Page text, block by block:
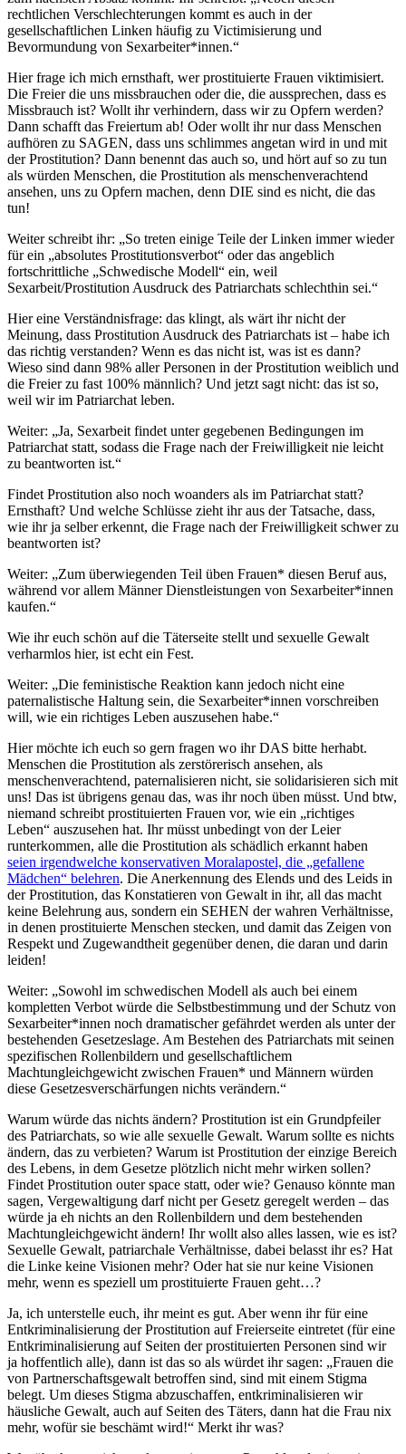
rechtlichen Verschlechterungen kommt es auch in der
gesellschaftlichen Linken häufig zu Victimisierung und
Bevormundung von Sexarbeiter*innen.“
Hier frage ich mich ernsthaft, wer prostituierte Frauen viktimisiert.
Die Freier die uns missbrauchen oder die, die aussprechen, dass es
Missbrauch ist? Wollt ihr verhindern, dass wir zu Opfern werden?
Dann schafft das Freiertum ab! Oder wollt ihr nur dass Menschen
aufhören zu SAGEN, dass uns schlimmes angetan wird in und mit
der Prostitution? Dann benennt das auch so, und hört auf so zu tun
als würden Menschen, die Prostitution als menschenverachtend
ansehen, uns zu Opfern machen, denn DIE sind es nicht, die das
tun!
Weiter schreibt ihr: „So treten einige Teile der Linken immer wieder
für ein „absolutes Prostitutionsverbot“ oder das angeblich
fortschrittliche „Schwedische Modell“ ein, weil
Sexarbeit/Prostitution Ausdruck des Patriarchats schlechthin sei.“
Hier eine Verständnisfrage: das klingt, als wärt ihr nicht der
Meinung, dass Prostitution Ausdruck des Patriarchats ist – habe ich
das richtig verstanden? Wenn es das nicht ist, was ist es dann?
Wieso sind dann 98% aller Personen in der Prostitution weiblich und
die Freier zu fast 100% männlich? Und jetzt sagt nicht: das ist so,
weil wir im Patriarchat leben.
Weiter: „Ja, Sexarbeit findet unter gegebenen Bedingungen im
Patriarchat statt, sodass die Frage nach der Freiwilligkeit nie leicht
zu beantworten ist.“
Findet Prostitution also noch woanders als im Patriarchat statt?
Ernsthaft? Und welche Schlüsse zieht ihr aus der Tatsache, dass,
wie ihr ja selber erkennt, die Frage nach der Freiwilligkeit schwer zu
beantworten ist?
Weiter: „Zum überwiegenden Teil üben Frauen* diesen Beruf aus,
während vor allem Männer Dienstleistungen von Sexarbeiter*innen
kaufen.“
Wie ihr euch schön auf die Täterseite stellt und sexuelle Gewalt
verharmlos hier, ist echt ein Fest.
Weiter: „Die feministische Reaktion kann jedoch nicht eine
paternalistische Haltung sein, die Sexarbeiter*innen vorschreiben
will, wie ein richtiges Leben auszusehen habe.“
Hier möchte ich euch so gern fragen wo ihr DAS bitte herhabt.
Menschen die Prostitution als zerstörerisch ansehen, als
menschenverachtend, paternalisieren nicht, sie solidarisieren sich mit
uns! Das ist übrigens genau das, was ihr noch üben müsst. Und btw,
niemand schreibt prostituierten Frauen vor, wie ein „richtiges
Leben“ auszusehen hat. Ihr müsst unbedingt von der Leier
runterkommen, alle die Prostitution als schädlich erkannt haben
seien irgendwelche konservativen Moralapostel, die „gefallene
Mädchen“ belehren. Die Anerkennung des Elends und des Leids in
der Prostitution, das Konstatieren von Gewalt in ihr, all das macht
keine Belehrung aus, sondern ein SEHEN der wahren Verhältnisse,
in denen prostituierte Menschen stecken, und damit das Zeigen von
Respekt und Zugewandtheit gegenüber denen, die daran und darin
leiden!
Weiter: „Sowohl im schwedischen Modell als auch bei einem
kompletten Verbot würde die Selbstbestimmung und der Schutz von
Sexarbeiter*innen noch dramatischer gefährdet werden als unter der
bestehenden Gesetzeslage. Am Bestehen des Patriarchats mit seinen
spezifischen Rollenbildern und gesellschaftlichem
Machtungleichgewicht zwischen Frauen* und Männern würden
diese Gesetzesverschärfungen nichts verändern.“
Warum würde das nichts ändern? Prostitution ist ein Grundpfeiler
des Patriarchats, so wie alle sexuelle Gewalt. Warum sollte es nichts
ändern, das zu verbieten? Warum ist Prostitution der einzige Bereich
des Lebens, in dem Gesetze plötzlich nicht mehr wirken sollen?
Findet Prostitution outer space statt, oder wie? Genauso könnte man
sagen, Vergewaltigung darf nicht per Gesetz geregelt werden – das
würde ja eh nichts an den Rollenbildern und dem bestehenden
Machtungleichgewicht ändern! Ihr wollt also alles lassen, wie es ist?
Sexuelle Gewalt, patriarchale Verhältnisse, dabei belasst ihr es? Hat
die Linke keine Visionen mehr? Oder hat sie nur keine Visionen
mehr, wenn es speziell um prostituierte Frauen geht…?
Ja, ich unterstelle euch, ihr meint es gut. Aber wenn ihr für eine
Entkriminalisierung der Prostitution auf Freierseite eintretet (für eine
Entkriminalisierung auf Seiten der prostituierten Personen sind wir
ja hoffentlich alle), dann ist das so als würdet ihr sagen: „Frauen die
von Partnerschaftsgewalt betroffen sind, sind mit einem Stigma
belegt. Um dieses Stigma abzuschaffen, entkriminalisieren wir
häusliche Gewalt, auch auf Seiten des Täters, dann hat die Frau nix
mehr, wofür sie beschämt wird!“ Merkt ihr was?